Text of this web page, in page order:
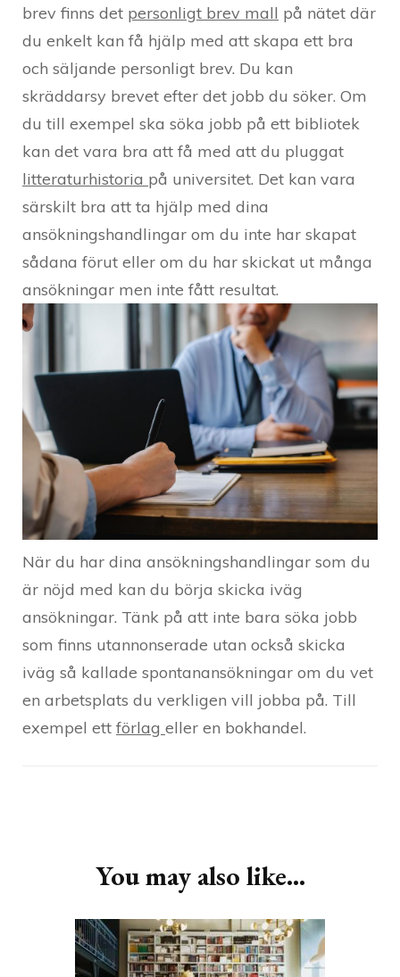
brev finns det personligt brev mall på nätet där
du enkelt kan få hjälp med att skapa ett bra
och säljande personligt brev. Du kan
skräddarsy brevet efter det jobb du söker. Om
du till exempel ska söka jobb på ett bibliotek
kan det vara bra att få med att du pluggat
litteraturhistoria på universitet. Det kan vara
särskilt bra att ta hjälp med dina
ansökningshandlingar om du inte har skapat
sådana förut eller om du har skickat ut många
ansökningar men inte fått resultat.
När du har dina ansökningshandlingar som du
är nöjd med kan du börja skicka iväg
ansökningar. Tänk på att inte bara söka jobb
som finns utannonserade utan också skicka
iväg så kallade spontanansökningar om du vet
en arbetsplats du verkligen vill jobba på. Till
exempel ett förlag eller en bokhandel.
You may also like...